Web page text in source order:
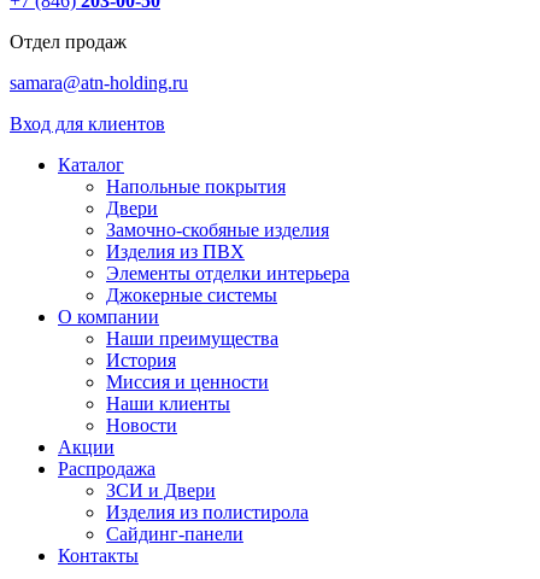
Отдел продаж
samara@atn-holding.ru
Вход для клиентов
Каталог
Напольные покрытия
Двери
Замочно-скобяные изделия
Изделия из ПВХ
Элементы отделки интерьера
Джокерные системы
О компании
Наши преимущества
История
Миссия и ценности
Наши клиенты
Новости
Акции
Распродажа
ЗСИ и Двери
Изделия из полистирола
Сайдинг-панели
Контакты